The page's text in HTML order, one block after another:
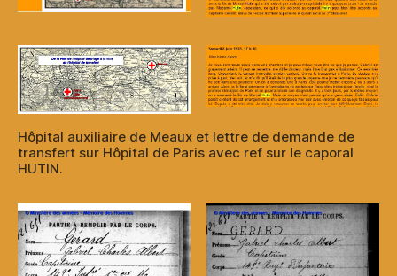
Hôpital auxiliaire de Meaux et lettre de demande de
transfert sur Hôpital de Paris avec ref sur le caporal
HUTIN.